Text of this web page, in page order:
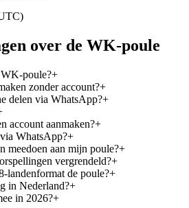
over de WK-poule
poule?+
zonder account?+
delen via WhatsApp?+
account aanmaken?+
WhatsApp?+
meedoen aan mijn poule?+
vergrendeld?+
landenformat de poule?+
in Nederland?+
in 2026?+